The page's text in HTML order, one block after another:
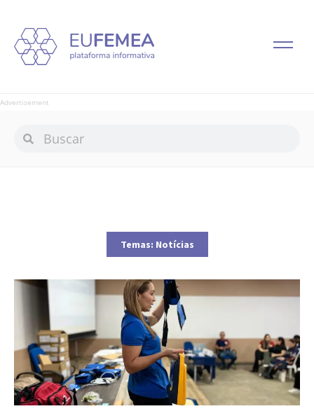
Advertisement
Temas: Notícias